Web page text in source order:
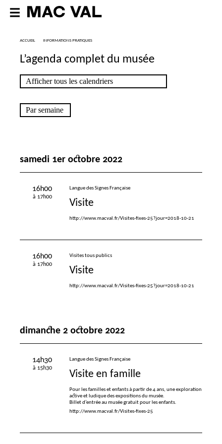
ACCUEIL INFORMATIONS PRATIQUES
L’agenda complet du musée
samedi 1er octobre 2022
16h00
à 17h00
Langue des Signes Française
Visite
http://www.macval.fr/Visites-fixes-25?jour=2018-10-21
16h00
à 17h00
Visites tous publics
Visite
http://www.macval.fr/Visites-fixes-25?jour=2018-10-21
dimanche 2 octobre 2022
14h30
à 15h30
Langue des Signes Française
Visite en famille
Pour les familles et enfants à partir de 4 ans, une exploration
active et ludique des expositions du musée.
Billet d’entrée au musée gratuit pour les enfants.
http://www.macval.fr/Visites-fixes-25